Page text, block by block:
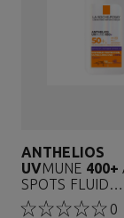
ANTHELIOS
UVMUNE 400+
SPOTS FLUID
SPF50+
0